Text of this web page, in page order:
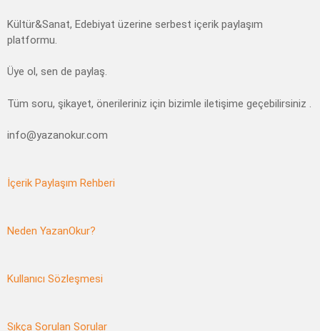
Kültür&Sanat, Edebiyat üzerine serbest içerik paylaşım
platformu.
Üye ol, sen de paylaş.
Tüm soru, şikayet, önerileriniz için bizimle iletişime geçebilirsiniz .
info@yazanokur.com
İçerik Paylaşım Rehberi
Neden YazanOkur?
Kullanıcı Sözleşmesi
Sıkça Sorulan Sorular